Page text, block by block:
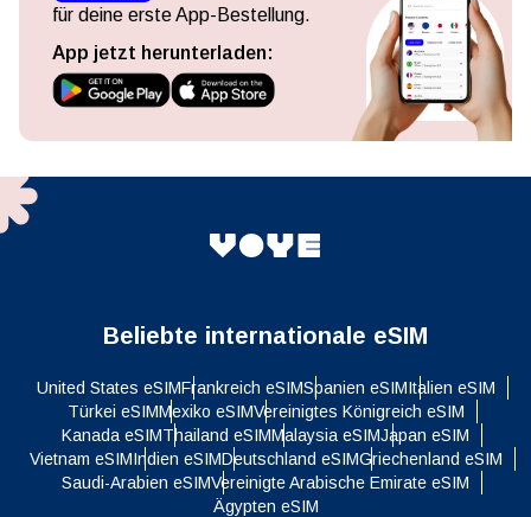
für deine erste App-Bestellung.
App jetzt herunterladen:
Beliebte internationale eSIM
United States eSIMFrankreich eSIMSpanien eSIMItalien eSIM
Türkei eSIMMexiko eSIMVereinigtes Königreich eSIM
Kanada eSIMThailand eSIMMalaysia eSIMJapan eSIM
Vietnam eSIMIndien eSIMDeutschland eSIMGriechenland eSIM
Saudi-Arabien eSIMVereinigte Arabische Emirate eSIM
Ägypten eSIM